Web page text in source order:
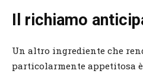
Il richiamo
Un altro ingrediente che
particolarmente appetitosa